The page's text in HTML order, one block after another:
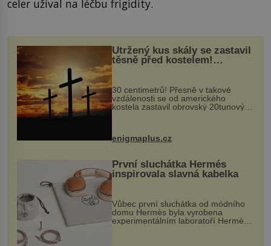
celer užíval na léčbu frigidity.
Utržený kus skály se zastavil
těsně před kostelem!
Ochránila ho boží síla?
30 centimetrů! Přesně v takové
vzdálenosti se od amerického
kostela zastavil obrovský 20tunový
...
enigmaplus.cz
První sluchátka Hermés
inspirovala slavná kabelka
Vůbec první sluchátka od módního
domu Hermès byla vyrobena
experimentálním laboratoří Hermès